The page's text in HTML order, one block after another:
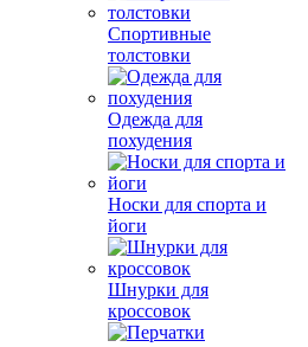
Спортивные
толстовки
Одежда для
похудения
Носки для спорта и
йоги
Шнурки для
кроссовок